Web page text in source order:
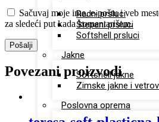
Radni prsluci
Štepani prsluci
Softshell prsluci
Jakne
Softshell jakne
Zimske jakne i
Poslovna oprema
Sačuvaj moje ime, e-poštu i veb
za sledeći put kada komentarišem.
Povezani proizvodi